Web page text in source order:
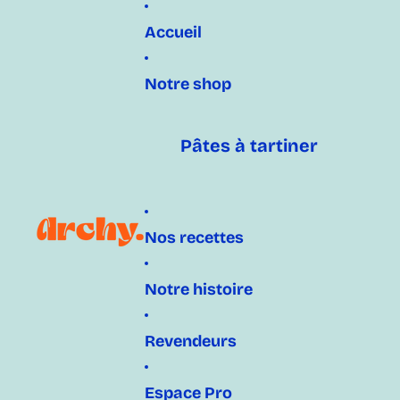
Accueil
Notre shop
Pâtes à tartiner
Nos recettes
Notre histoire
Revendeurs
Espace Pro